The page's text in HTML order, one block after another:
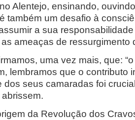
Alentejo, ensinando,
também um desafio à
a sua
ameaças de ressurgimento
uma vez mais, que:
lembramos que o contributo
dos seus camaradas foi
da Revolução dos